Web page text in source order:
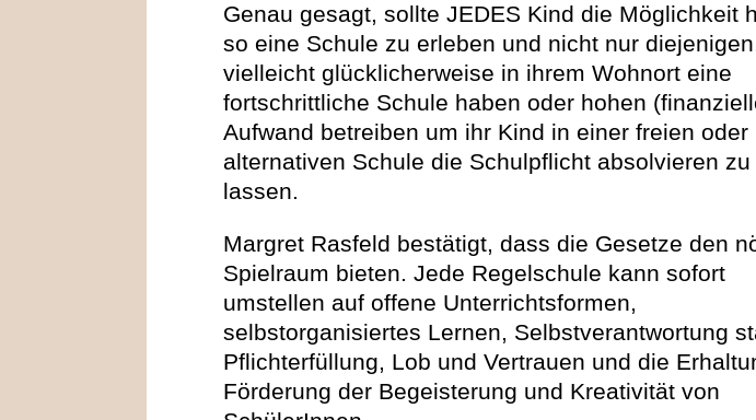
Genau gesagt, sollte JEDES Kind die Möglichkeit
so eine Schule zu erleben und nicht nur
vielleicht glücklicherweise in ihrem Wohnort eine
fortschrittliche Schule haben oder hohen
Aufwand betreiben um ihr Kind in einer freien oder
alternativen Schule die Schulpflicht absolvieren zu
lassen.
Margret Rasfeld bestätigt, dass die Gesetze den
Spielraum bieten. Jede Regelschule kann sofort
umstellen auf offene Unterrichtsformen,
selbstorganisiertes Lernen, Selbstverantwortung
Pflichterfüllung, Lob und Vertrauen und die
Förderung der Begeisterung und Kreativität von